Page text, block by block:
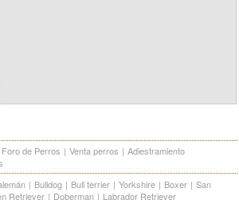
Foro de Perros | Venta perros | Adiestramiento
| Bulldog | Bull terrier | Yorkshire | Boxer | San
Retriever | Doberman | Labrador Retriever